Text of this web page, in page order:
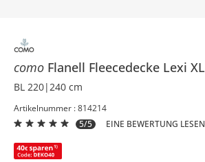
como Flanell Fleecedecke Lexi XL
BL 220|240 cm
Artikelnummer : 814214
5/5
EINE BEWERTUNG LESEN